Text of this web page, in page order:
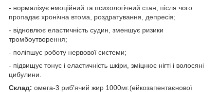
- нормалізує емоційний та психологічний стан, після чого
пропадає хронічна втома, роздратування, депресія;
- відновлює еластичність судин, зменшує ризики
тромбоутворення;
- поліпшує роботу нервової системи;
- підвищує тонус і еластичність шкіри, зміцнює нігті і волосяні
цибулини.
Склад: омега-3 риб’ячий жир 1000мг.(ейкозапентаєнової